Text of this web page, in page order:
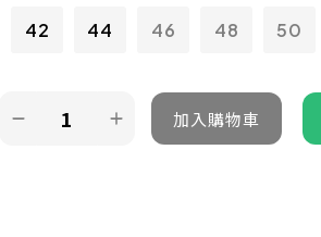
42 44 46 48 50